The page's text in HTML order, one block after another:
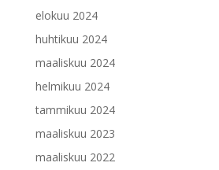
elokuu 2024
huhtikuu 2024
maaliskuu 2024
helmikuu 2024
tammikuu 2024
maaliskuu 2023
maaliskuu 2022